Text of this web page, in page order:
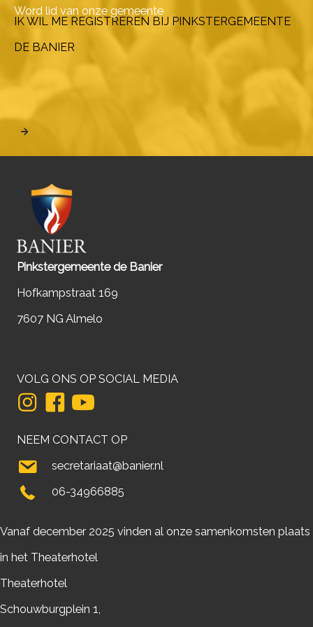
Word lid van onze gemeente
IK WIL ME REGISTREREN BIJ PINKSTERGEMEENTE
DE BANIER
Pinkstergemeente de Banier
Hofkampstraat 169
7607 NG Almelo
VOLG ONS OP SOCIAL MEDIA
NEEM CONTACT OP
secretariaat@banier.nl
06-34966885
Vanaf december 2025 vinden al onze samenkomsten plaats
in het Theaterhotel
Theaterhotel
Schouwburgplein 1,